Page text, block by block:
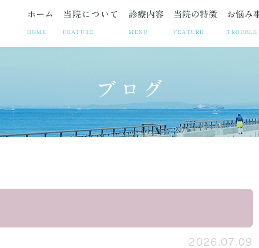
ホーム
HOME
当院について
FEATURE
院長紹介 当院の取り組み 診療
診療内容
MENU
当院の特徴
FEATURE
妊娠中絶 避妊相談・ピル 不妊治療
子宮筋腫 子宮内膜症 腹腔鏡手術
お悩み
TROUBLE
悩み事 疾患 お悩みや症状に合わせた各
院長ブログ お知らせ
ブログ
2026.07.09